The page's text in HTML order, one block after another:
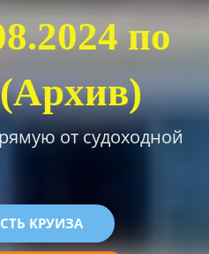
по
от судоходной
КРУИЗА